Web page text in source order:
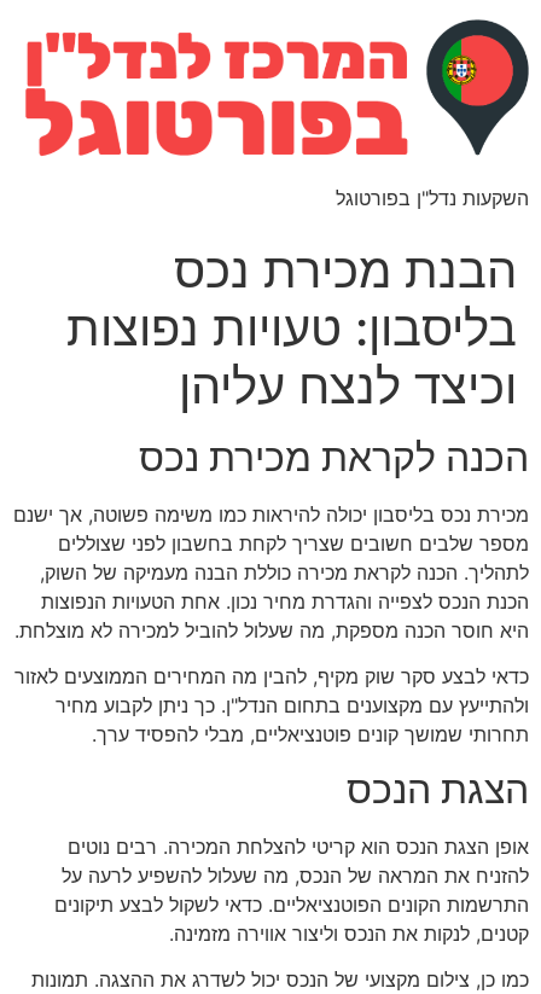
השקעות נדל"ן בפורטוגל
הבנת מכירת נכס
בליסבון: טעויות נפוצות
וכיצד לנצח עליהן
הכנה לקראת מכירת נכס
מכירת נכס בליסבון יכולה להיראות כמו משימה פשוטה, אך ישנם
מספר שלבים חשובים שצריך לקחת בחשבון לפני שצוללים
לתהליך. הכנה לקראת מכירה כוללת הבנה מעמיקה של השוק,
הכנת הנכס לצפייה והגדרת מחיר נכון. אחת הטעויות הנפוצות
היא חוסר הכנה מספקת, מה שעלול להוביל למכירה לא מוצלחת.
כדאי לבצע סקר שוק מקיף, להבין מה המחירים הממוצעים לאזור
ולהתייעץ עם מקצוענים בתחום הנדל"ן. כך ניתן לקבוע מחיר
תחרותי שמושך קונים פוטנציאליים, מבלי להפסיד ערך.
הצגת הנכס
אופן הצגת הנכס הוא קריטי להצלחת המכירה. רבים נוטים
להזניח את המראה של הנכס, מה שעלול להשפיע לרעה על
התרשמות הקונים הפוטנציאליים. כדאי לשקול לבצע תיקונים
קטנים, לנקות את הנכס וליצור אווירה מזמינה.
כמו כן, צילום מקצועי של הנכס יכול לשדרג את ההצגה. תמונות